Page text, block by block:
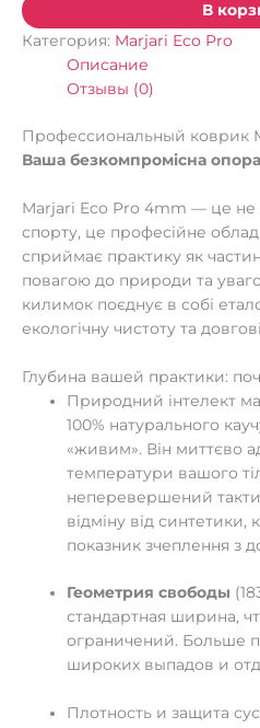
В
Категория: Marjari Eco Pro
Описание
Отзывы (0)
Профессиональный коврик
Ваша безкомпромісна
Marjari Eco Pro 4mm — це не
спорту, це професійне
сприймає практику як
повагою до природи та
килимок поєднує в собі
екологічну чистоту та
Глубина вашей практики:
Природний інтелект
100% натурального
«живим». Він миттєво
температури вашого
неперевершений
відміну від синтетики,
показник зчеплення з
Геометрия свободы
стандартная ширина,
ограничений. Больше
широких выпадов и
Плотность и защита